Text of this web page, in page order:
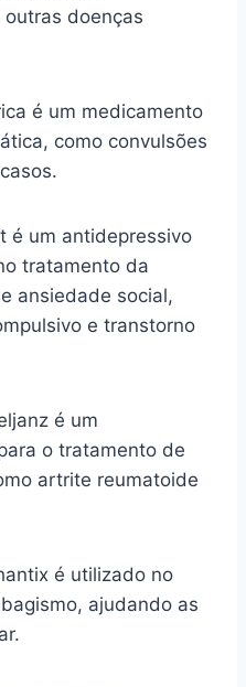
doenças
é um medicamento
como convulsões
é um antidepressivo
tratamento da
ansiedade social,
e transtorno
é um
o tratamento de
artrite reumatoide
é utilizado no
ajudando as